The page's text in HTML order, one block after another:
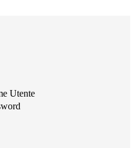
Utente